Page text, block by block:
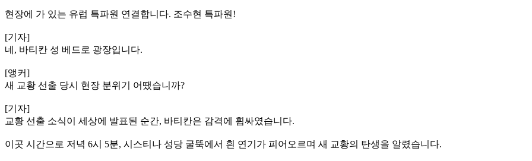
현장에 가 있는 유럽 특파원 연결합니다. 조수현 특파원!
[기자]
네, 바티칸 성 베드로 광장입니다.
[앵커]
새 교황 선출 당시 현장 분위기 어땠습니까?
[기자]
교황 선출 소식이 세상에 발표된 순간, 바티칸은 감격에 휩싸였습니다.
이곳 시간으로 저녁 6시 5분, 시스티나 성당 굴뚝에서 흰 연기가 피어오르며 새 교황의 탄생을 알렸습니다.